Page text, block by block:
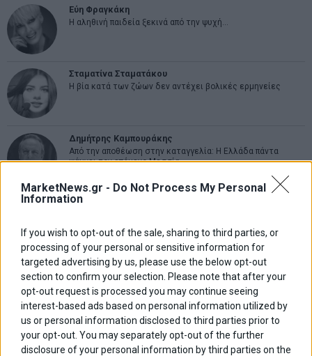
MarketNews.gr - Do Not Process My Personal
Information
If you wish to opt-out of the sale, sharing to third parties, or
processing of your personal or sensitive information for
targeted advertising by us, please use the below opt-out
section to confirm your selection. Please note that after your
opt-out request is processed you may continue seeing
interest-based ads based on personal information utilized by
us or personal information disclosed to third parties prior to
your opt-out. You may separately opt-out of the further
disclosure of your personal information by third parties on the
Εύη Φραγκάκη
Η αληθινή παιδεία ξεκινά από την ψυχή…
Σταματίνα Σταματάκου
Η βία κατά των ζώων δεν αντέχει βολικές ερμηνείες
Δημήτρης Καμπουράκης
Από την αποθέωση στην καταγγελία: Η Ελλάδα πάντα
ψάχνει τον επόμενο Μεσσία
Νικόλαος Φουρτζής
Θανάσης Κρητικός
Στις 11/12 το πρώτο ευρωπαϊκό ντέρμπι «αιωνίων»
ΕΤΙΚΕΤΕΣ